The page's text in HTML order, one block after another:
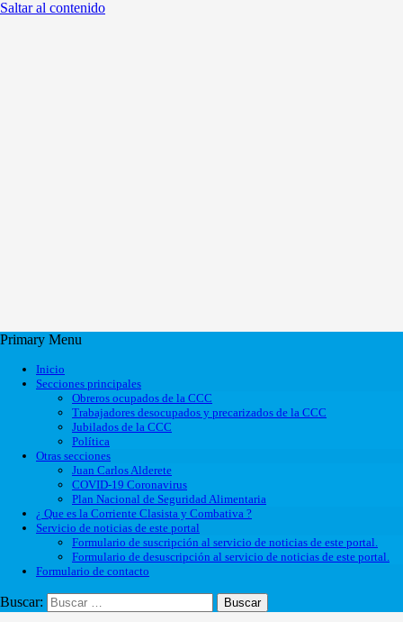
Saltar al contenido
Primary Menu
Inicio
Secciones principales
Obreros ocupados de la CCC
Trabajadores desocupados y precarizados de la CCC
Jubilados de la CCC
Política
Otras secciones
Juan Carlos Alderete
COVID-19 Coronavirus
Plan Nacional de Seguridad Alimentaria
¿ Que es la Corriente Clasista y Combativa ?
Servicio de noticias de este portal
Formulario de suscripción al servicio de noticias de este portal.
Formulario de desuscripción al servicio de noticias de este portal.
Formulario de contacto
Buscar: